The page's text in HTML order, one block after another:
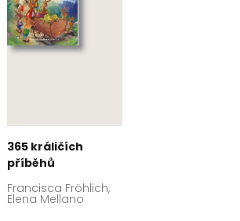
365 králičích
příběhů
Francisca Fröhlich,
Elena Mellano